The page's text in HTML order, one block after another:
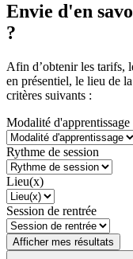
Envie d'en
?
Afin d’obtenir les tarifs,
en présentiel, le lieu de
critères suivants :
Modalité d'apprentissage
Rythme de session
Lieu(x)
Session de rentrée
Afficher mes résultats